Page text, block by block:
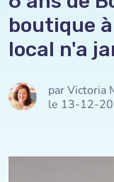
boutique
local n'a
par Victoria
le 13-12-